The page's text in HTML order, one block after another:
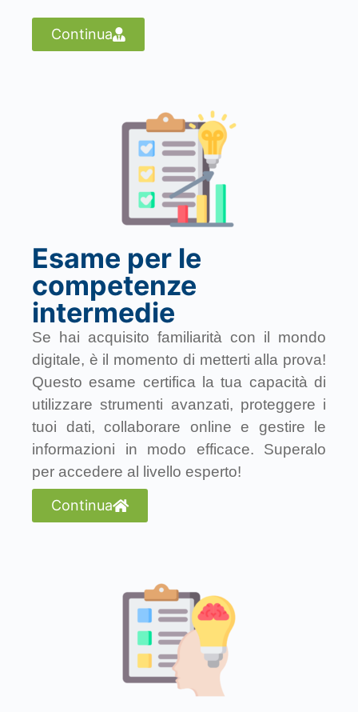
Continua
Esame per le
competenze
intermedie
Se hai acquisito familiarità con il mondo
digitale, è il momento di metterti alla prova!
Questo esame certifica la tua capacità di
utilizzare strumenti avanzati, proteggere i
tuoi dati, collaborare online e gestire le
informazioni in modo efficace. Superalo
per accedere al livello esperto!
Continua